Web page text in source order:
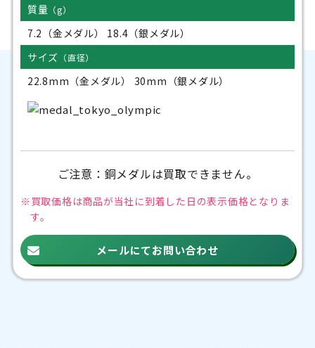
質量 （g）
7.2（金メダル） 18.4（銀メダル）
サイズ （直径）
22.8mm（金メダル） 30mm（銀メダル）
ご注意：銅メダルは買取できません。
※買取価格は商品が当社に到着した日の表示価格となりま
す。
メールにてお問い合わせ